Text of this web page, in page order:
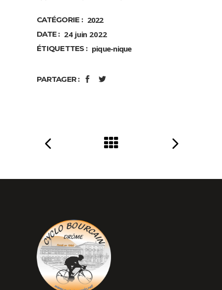
CATÉGORIE : 2022
DATE : 24 juin 2022
ÉTIQUETTES : pique-nique
PARTAGER :